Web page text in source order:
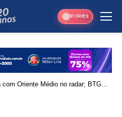
STORIES
com Oriente Médio no radar; BTG